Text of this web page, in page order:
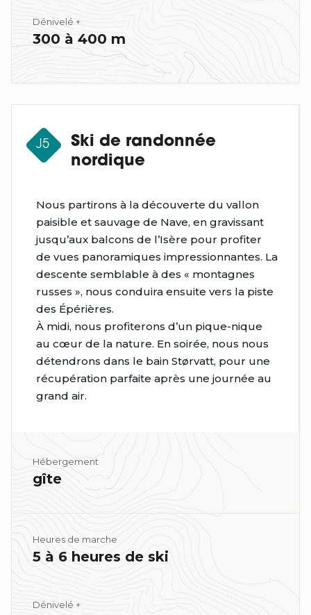
Dénivelé +
300 à 400 m
J5
Ski de randonnée
nordique
Nous partirons à la découverte du vallon
paisible et sauvage de Nave, en gravissant
jusqu’aux balcons de l’Isère pour profiter
de vues panoramiques impressionnantes. La
descente semblable à des « montagnes
russes », nous conduira ensuite vers la piste
des Épérières.
À midi, nous profiterons d’un pique-nique
au cœur de la nature. En soirée, nous nous
détendrons dans le bain Størvatt, pour une
récupération parfaite après une journée au
grand air.
Hébergement
gîte
Heures de marche
5 à 6 heures de ski
Dénivelé +